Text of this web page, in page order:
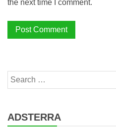
the next time I comment.
Search
for:
ADSTERRA